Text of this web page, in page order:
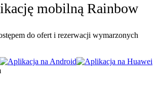
mobilną Rainbow
do ofert i rezerwacji wymarzonych